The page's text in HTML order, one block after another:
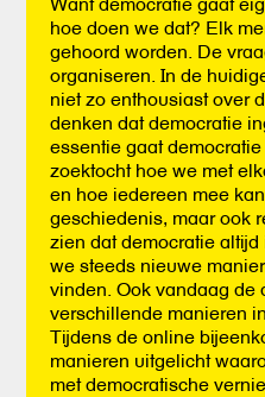
hoe doen we dat? Elk
gehoord worden. De
organiseren. In de
niet zo enthousiast over
denken dat democratie
essentie gaat
zoektocht hoe we met
en hoe iedereen mee
geschiedenis, maar ook
zien dat democratie
we steeds nieuwe
vinden. Ook vandaag de
verschillende manieren
Tijdens de online
manieren uitgelicht
met democratische